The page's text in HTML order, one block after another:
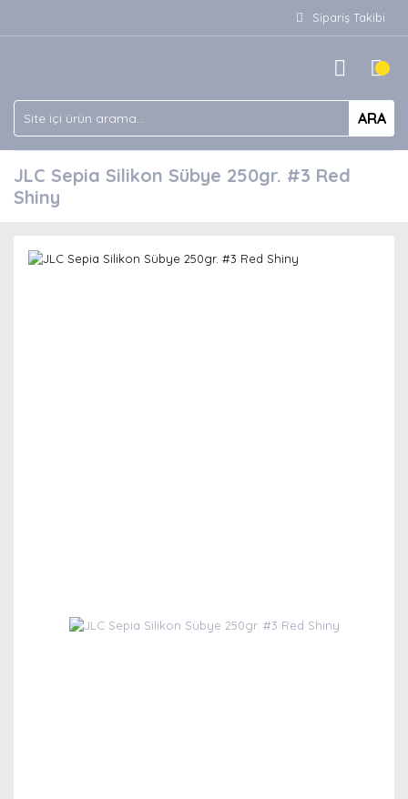
Sipariş Takibi
ARA
JLC Sepia Silikon Sübye 250gr. #3 Red
Shiny